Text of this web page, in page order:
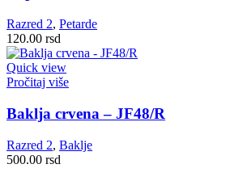
Razred 2, Petarde
120.00 rsd
Quick view
Pročitaj više
Baklja crvena – JF48/R
Razred 2, Baklje
500.00 rsd